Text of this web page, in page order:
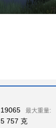
19065 最大重量:
5 757 克